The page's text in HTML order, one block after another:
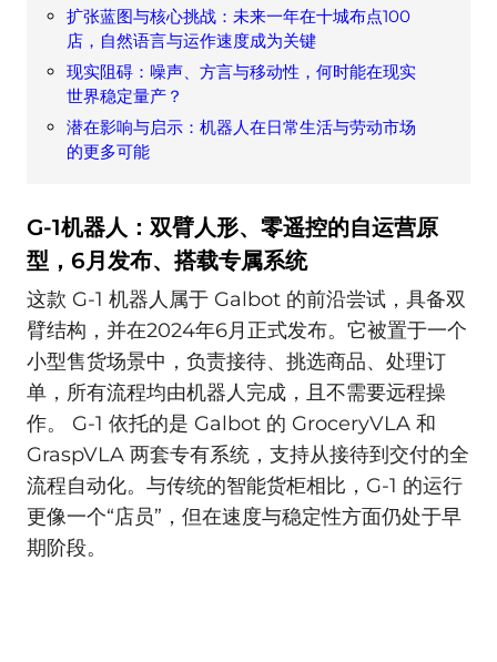
扩张蓝图与核心挑战：未来一年在十城布点100
店，自然语言与运作速度成为关键
现实阻碍：噪声、方言与移动性，何时能在现实
世界稳定量产？
潜在影响与启示：机器人在日常生活与劳动市场
的更多可能
G-1机器人：双臂人形、零遥控的自运营原
型，6月发布、搭载专属系统
这款 G-1 机器人属于 Galbot 的前沿尝试，具备双
臂结构，并在2024年6月正式发布。它被置于一个
小型售货场景中，负责接待、挑选商品、处理订
单，所有流程均由机器人完成，且不需要远程操
作。 G-1 依托的是 Galbot 的 GroceryVLA 和
GraspVLA 两套专有系统，支持从接待到交付的全
流程自动化。与传统的智能货柜相比，G-1 的运行
更像一个“店员”，但在速度与稳定性方面仍处于早
期阶段。